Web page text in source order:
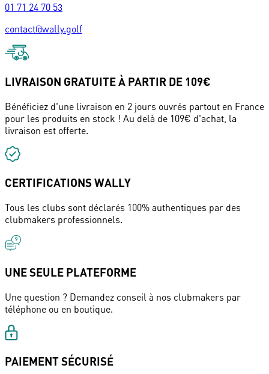
01 71 24 70 53
contact@wally.golf
LIVRAISON GRATUITE À PARTIR DE 109€
Bénéficiez d'une livraison en 2 jours ouvrés partout en France
pour les produits en stock ! Au delà de 109€ d'achat, la
livraison est offerte.
CERTIFICATIONS WALLY
Tous les clubs sont déclarés 100% authentiques par des
clubmakers professionnels.
UNE SEULE PLATEFORME
Une question ? Demandez conseil à nos clubmakers par
téléphone ou en boutique.
PAIEMENT SÉCURISÉ